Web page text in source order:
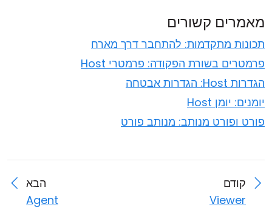
מאמרים קשורים
תכונות מתקדמות: להתחבר דרך מארח
פרמטרים בשורת הפקודה: פרמטרי Host
הגדרות Host: הגדרות אבטחה
יומנים: יומן Host
פורט ופורט מנותב: מנותב פורט
קודם
Viewer
הבא
Agent